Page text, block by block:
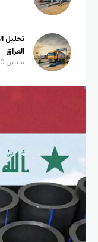
تحليل
العراق
سنتين AGO